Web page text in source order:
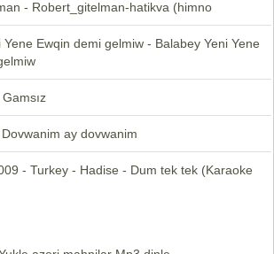
- Robert_gitelman-hatikva (himno
Yene Ewqin demi gelmiw - Balabey Yeni Yene
ay dovwanim
- Turkey - Hadise - Dum tek tek (Karaoke